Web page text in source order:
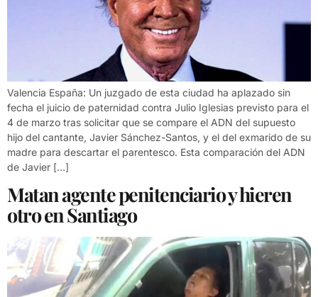
Valencia España: Un juzgado de esta ciudad ha aplazado sin
fecha el juicio de paternidad contra Julio Iglesias previsto para el
4 de marzo tras solicitar que se compare el ADN del supuesto
hijo del cantante, Javier Sánchez-Santos, y el del exmarido de su
madre para descartar el parentesco. Esta comparación del ADN
de Javier […]
Matan agente penitenciario y hieren
otro en Santiago